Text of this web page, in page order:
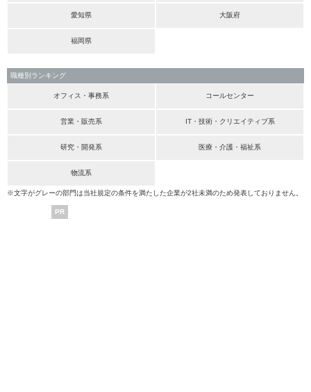
愛知県 大阪府
福岡県
職種別ランキング
オフィス・事務系 コールセンター
営業・販売系 IT・技術・クリエイティブ系
研究・開発系 医療・介護・福祉系
物流系
※文字がグレーの部門は当社規定の条件を満たした企業が2社未満のため発表しておりません。
PR